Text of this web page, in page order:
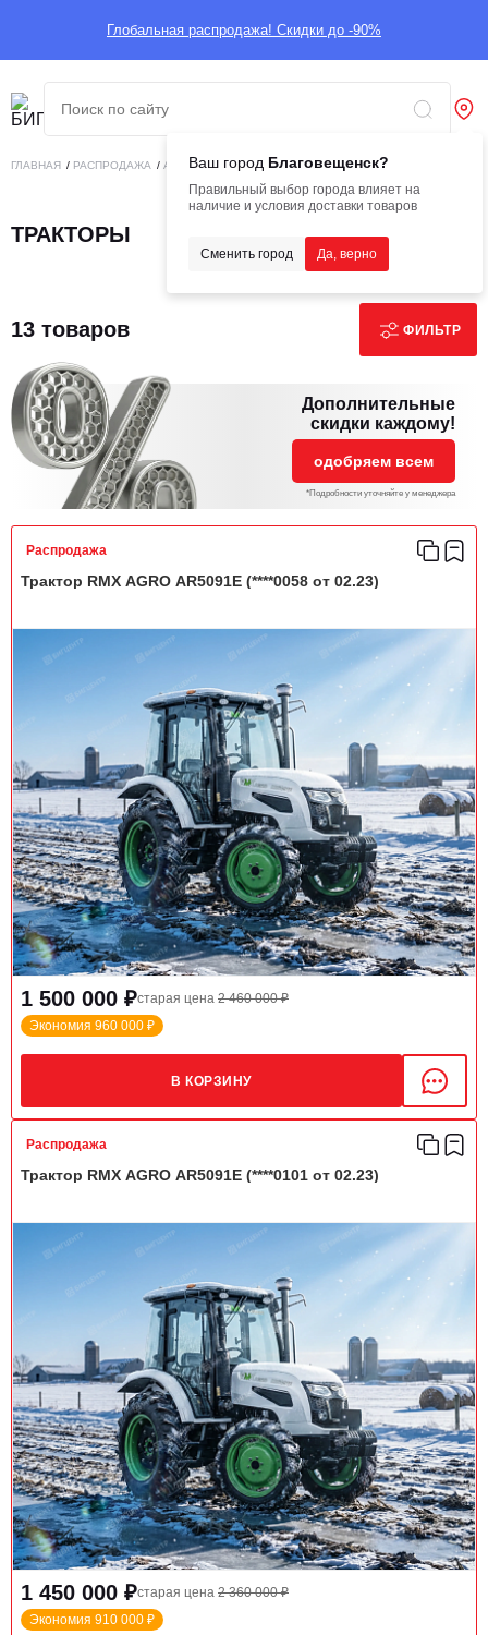
Глобальная распродажа! Скидки до -90%
Ваш город Благовещенск?
Правильный выбор города влияет на
наличие и условия доставки товаров
Сменить город Да, верно
ГЛАВНАЯ / РАСПРОДАЖА / АГРОТЕХНИКА /ТРАКТОРЫ /ТРАКТОРЫ
ТРАКТОРЫ
13 товаров ФИЛЬТР
Дополнительные
скидки каждому!
одобряем всем
*Подробности уточняйте у менеджера
Распродажа
Трактор RMX AGRO AR5091E (****0058 от 02.23)
1 500 000 ₽старая цена 2 460 000 ₽
Экономия 960 000 ₽
В КОРЗИНУ
Распродажа
Трактор RMX AGRO AR5091E (****0101 от 02.23)
1 450 000 ₽старая цена 2 360 000 ₽
Экономия 910 000 ₽